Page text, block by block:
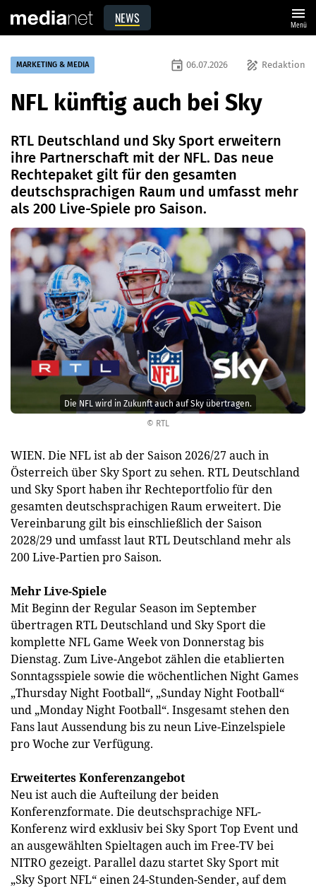
NEWS menu
Menü
© RTL
Die NFL wird in Zukunft auch auf Sky übertragen.
MARKETING & MEDIA draw Redaktion
event 06.07.2026
NFL künftig auch bei Sky
RTL Deutschland und Sky Sport erweitern
ihre Partnerschaft mit der NFL. Das neue
Rechtepaket gilt für den gesamten
deutschsprachigen Raum und umfasst mehr
als 200 Live-Spiele pro Saison.
WIEN. Die NFL ist ab der Saison 2026/27 auch in
Österreich über Sky Sport zu sehen. RTL Deutschland
und Sky Sport haben ihr Rechteportfolio für den
gesamten deutschsprachigen Raum erweitert. Die
Vereinbarung gilt bis einschließlich der Saison
2028/29 und umfasst laut RTL Deutschland mehr als
200 Live-Partien pro Saison.
Mehr Live-Spiele
Mit Beginn der Regular Season im September
übertragen RTL Deutschland und Sky Sport die
komplette NFL Game Week von Donnerstag bis
Dienstag. Zum Live-Angebot zählen die etablierten
Sonntagsspiele sowie die wöchentlichen Night Games
„Thursday Night Football“, „Sunday Night Football“
und „Monday Night Football“. Insgesamt stehen den
Fans laut Aussendung bis zu neun Live-Einzelspiele
pro Woche zur Verfügung.
Erweitertes Konferenzangebot
Neu ist auch die Aufteilung der beiden
Konferenzformate. Die deutschsprachige NFL-
Konferenz wird exklusiv bei Sky Sport Top Event und
an ausgewählten Spieltagen auch im Free-TV bei
NITRO gezeigt. Parallel dazu startet Sky Sport mit
„Sky Sport NFL“ einen 24-Stunden-Sender, auf dem